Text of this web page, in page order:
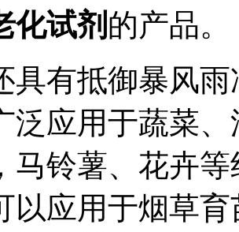
化试剂 的产品。
具有抵御暴风
泛应用于蔬菜
马铃薯、花卉
以应用于烟草